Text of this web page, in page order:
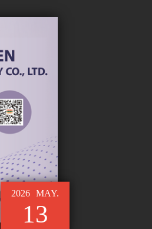
2026 MAY.
13